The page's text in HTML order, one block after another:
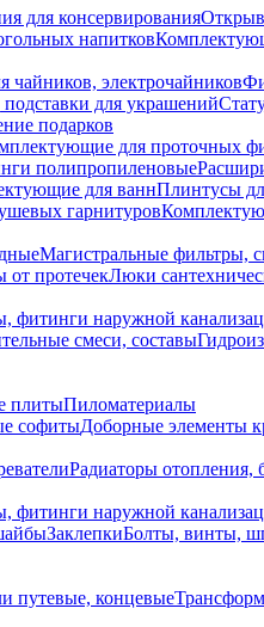
для консервирования
напитков
чайников, электрочайников
для украшений
подарков
для проточных
полипропиленовые
для ваннПлинтусы
гарнитуров
Магистральные фильтры,
протечекЛюки
фитинги наружной
смеси, составы
плитыПиломатериалы
софитыДоборные элементы
Радиаторы отопления,
фитинги наружной
ЗаклепкиБолты, винты,
путевые, концевые